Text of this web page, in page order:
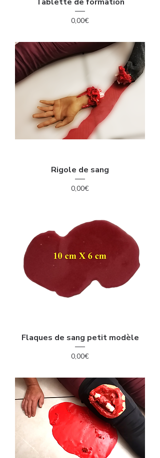
Price
0,00€
Rigole de sang
Price
0,00€
Flaques de sang petit modèle
Price
0,00€